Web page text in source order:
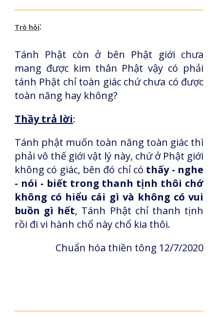
Trò hỏi:
Tánh Phật còn ở bên Phật giới chưa
mang được kim thân Phật vậy có phải
tánh Phật chỉ toàn giác chứ chưa có được
toàn năng hay không?
Thầy trả lời:
Tánh phật muốn toàn năng toàn giác thì
phải vô thế giới vật lý này, chứ ở Phật giới
không có giác, bên đó chỉ có thấy - nghe
- nói - biết trong thanh tịnh thôi chớ
không có hiểu cái gì và không có vui
buồn gì hết, Tánh Phật chỉ thanh tịnh
rồi đi vi hành chổ này chổ kia thôi.
Chuẩn hóa thiền tông 12/7/2020